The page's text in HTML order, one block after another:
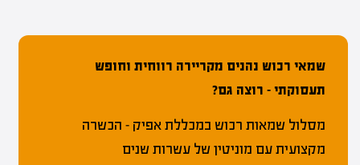
שמאי רכוש נהנים מקריירה רווחית וחופש
תעסוקתי – רוצה גם?
מסלול שמאות רכוש במכללת אפיק – הכשרה
מקצועית עם מוניטין של עשרות שנים